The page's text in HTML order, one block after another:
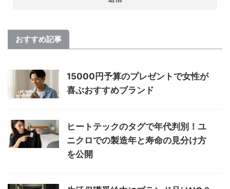
おすすめ記事
15000円予算のプレゼントで女性が
喜ぶおすすめブランド
ヒートテックのタグで年代判別！ユ
ニクロでの製造年と寿命の見分け方
を公開